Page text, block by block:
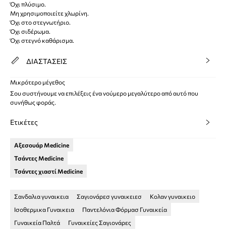
Όχι πλύσιμο.
Μη χρησιμοποιείτε χλωρίνη.
Όχι στο στεγνωτήριο.
Όχι σιδέρωμα.
Όχι στεγνό καθάρισμα.
ΔΙΑΣΤΑΣΕΙΣ
Μικρότερο μέγεθος
Σου συστήνουμε να επιλέξεις ένα νούμερο μεγαλύτερο από αυτό που
συνήθως φοράς.
Ετικέτες
Αξεσουάρ Medicine
Τσάντες Medicine
Τσάντες χιαστί Medicine
Σανδαλια γυναικεια Σαγιονάρεσ γυναικειεσ
Κολαν γυναικειο
Ισοθερμικα Γυναικεια
Παντελόνια Φόρμασ Γυναικεία
Γυναικεία Παλτά
Γυναικείες Σαγιονάρες